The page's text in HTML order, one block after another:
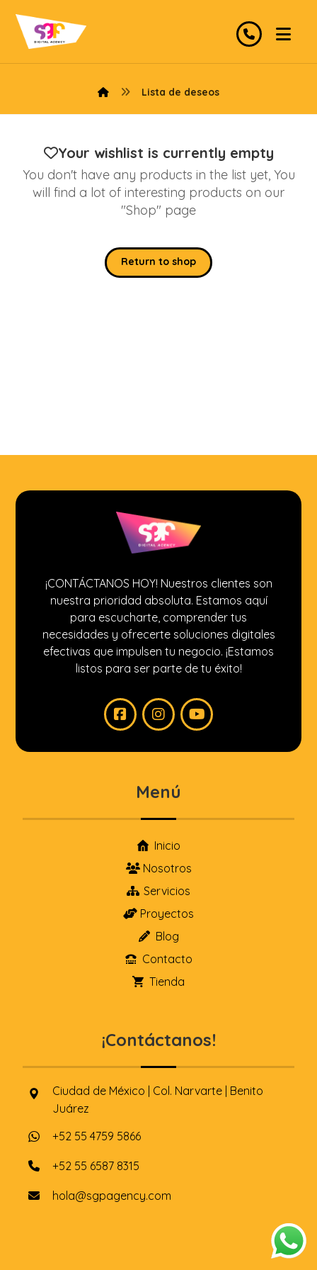
Lista de deseos
Your wishlist is currently empty
You don't have any products in the list yet, You
will find a lot of interesting products on our
"Shop" page
Return to shop
¡CONTÁCTANOS HOY! Nuestros clientes son
nuestra prioridad absoluta. Estamos aquí
para escucharte, comprender tus
necesidades y ofrecerte soluciones digitales
efectivas que impulsen tu negocio. ¡Estamos
listos para ser parte de tu éxito!
Menú
Inicio
Nosotros
Servicios
Proyectos
Blog
Contacto
Tienda
¡Contáctanos!
Ciudad de México | Col. Narvarte | Benito
Juárez
+52 55 4759 5866
+52 55 6587 8315
hola@sgpagency.com